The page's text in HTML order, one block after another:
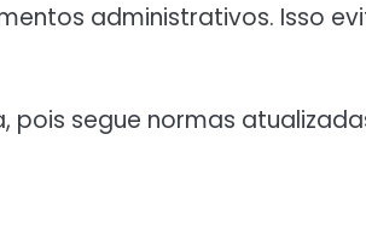
administrativos. Isso
pois segue normas